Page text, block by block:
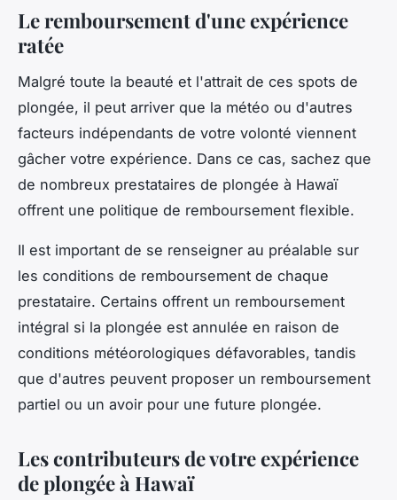
Le remboursement d'une expérience
ratée
Malgré toute la beauté et l'attrait de ces spots de
plongée, il peut arriver que la météo ou d'autres
facteurs indépendants de votre volonté viennent
gâcher votre expérience. Dans ce cas, sachez que
de nombreux prestataires de plongée à Hawaï
offrent une politique de remboursement flexible.
Il est important de se renseigner au préalable sur
les conditions de remboursement de chaque
prestataire. Certains offrent un remboursement
intégral si la plongée est annulée en raison de
conditions météorologiques défavorables, tandis
que d'autres peuvent proposer un remboursement
partiel ou un avoir pour une future plongée.
Les contributeurs de votre expérience
de plongée à Hawaï